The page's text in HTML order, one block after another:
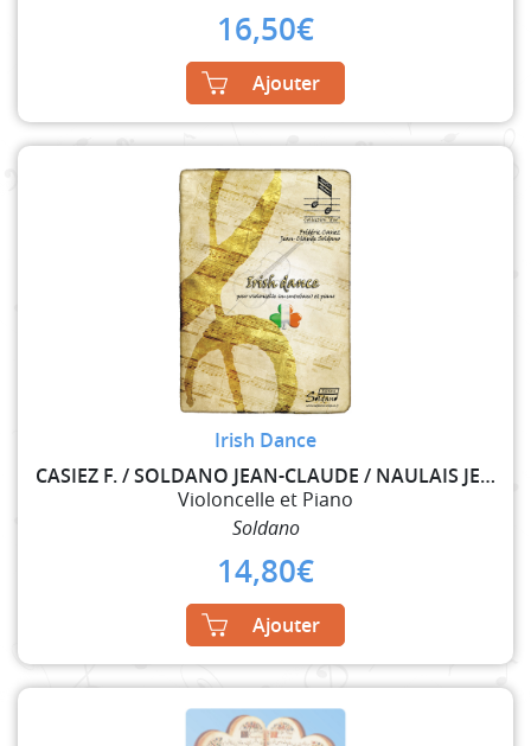
16,50€
Ajouter
Irish Dance
CASIEZ F. / SOLDANO JEAN-CLAUDE / NAULAIS JEROME
Violoncelle et Piano
Soldano
14,80€
Ajouter